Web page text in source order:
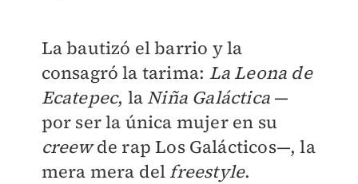
La bautizó el barrio y la
consagró la tarima: La Leona de
Ecatepec, la Niña Galáctica—
por ser la única mujer en su
creewde rap Los Galácticos—, la
mera mera del freestyle.